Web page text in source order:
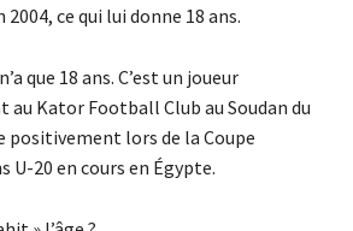
ce qui lui donne 18 ans.
que 18 ans. C’est un joueur
Kator Football Club au Soudan du
positivement lors de la Coupe
U-20 en cours en Égypte.